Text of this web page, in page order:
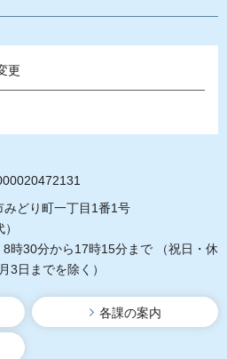
更
どり町一丁目1番1号
時30分から17時15分まで
（祝日・休
3日までを除く）
各課の案内